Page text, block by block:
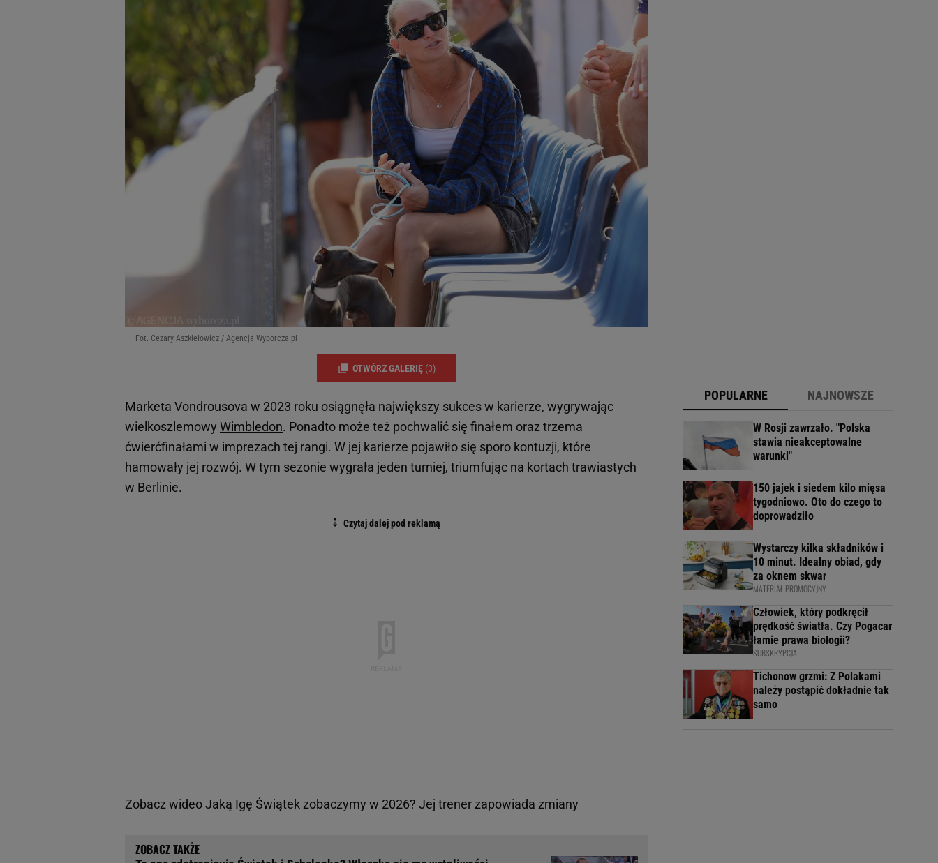
Fot. Cezary Aszkiełowicz / Agencja Wyborcza.pl
OTWÓRZ GALERIĘ (3)
Marketa Vondrousova w 2023 roku osiągnęła największy sukces w karierze, wygrywając
wielkoszlemowy Wimbledon. Ponadto może też pochwalić się finałem oraz trzema
ćwierćfinałami w imprezach tej rangi. W jej karierze pojawiło się sporo kontuzji, które
hamowały jej rozwój. W tym sezonie wygrała jeden turniej, triumfując na kortach trawiastych
w Berlinie.
Zobacz wideoJaką Igę Świątek zobaczymy w 2026? Jej trener zapowiada zmiany
POPULARNE NAJNOWSZE
W Rosji zawrzało. "Polska
stawia nieakceptowalne
warunki"
150 jajek i siedem kilo mięsa
tygodniowo. Oto do czego to
doprowadziło
Wystarczy kilka składników i
10 minut. Idealny obiad, gdy
za oknem skwar
MATERIAŁ PROMOCYJNY
Człowiek, który podkręcił
prędkość światła. Czy Pogacar
łamie prawa biologii?
SUBSKRYPCJA
Tichonow grzmi: Z Polakami
należy postąpić dokładnie tak
samo